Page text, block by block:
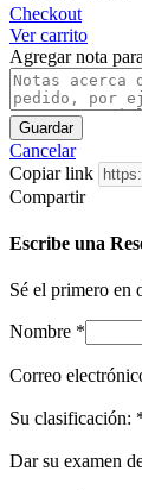
Checkout
Ver carrito
Agregar nota
Guardar
Cancelar
Copiar link
Compartir
Escribe una
Sé el primero
Nombre *
Correo
Su clasificación:
Dar su examen